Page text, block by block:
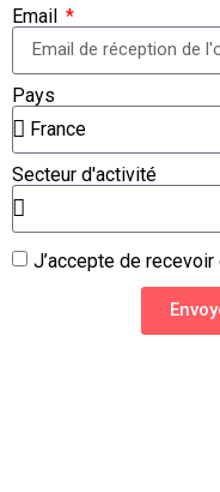
Email
Pays
Secteur d'activité
J’accepte de recevoir